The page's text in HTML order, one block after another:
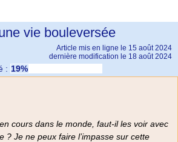
vie bouleversée
Article mis en ligne le 15 août 2024
dernière modification le 18 août 2024
: 19%
cours dans le monde, faut-il les voir avec
? Je ne peux faire l’impasse sur cette